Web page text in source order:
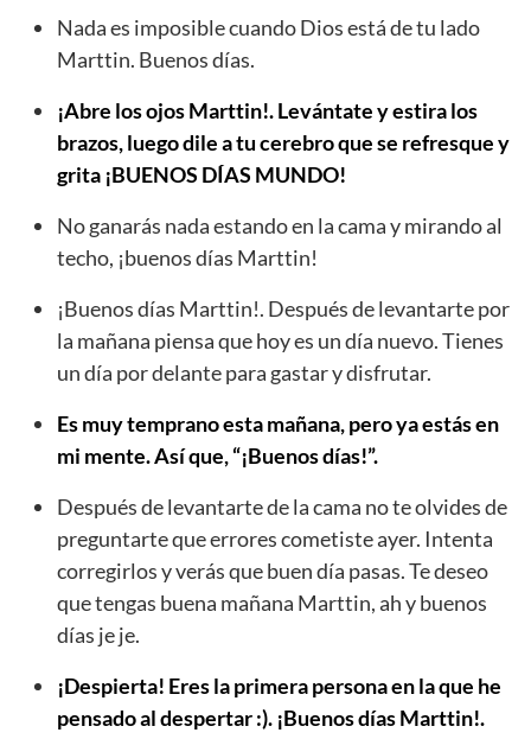
Nada es imposible cuando Dios está de tu lado
Marttin. Buenos días.
¡Abre los ojos Marttin!. Levántate y estira los
brazos, luego dile a tu cerebro que se refresque y
grita ¡BUENOS DÍAS MUNDO!
No ganarás nada estando en la cama y mirando al
techo, ¡buenos días Marttin!
¡Buenos días Marttin!. Después de levantarte por
la mañana piensa que hoy es un día nuevo. Tienes
un día por delante para gastar y disfrutar.
Es muy temprano esta mañana, pero ya estás en
mi mente. Así que, “¡Buenos días!”.
Después de levantarte de la cama no te olvides de
preguntarte que errores cometiste ayer. Intenta
corregirlos y verás que buen día pasas. Te deseo
que tengas buena mañana Marttin, ah y buenos
días je je.
¡Despierta! Eres la primera persona en la que he
pensado al despertar :). ¡Buenos días Marttin!.